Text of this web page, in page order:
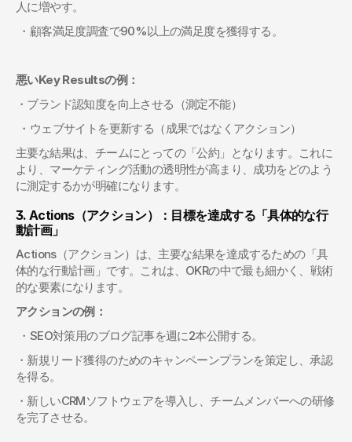
人に増やす。
・顧客満足度調査で90%以上の満足度を獲得する。
悪いKey Resultsの例：
・ブランド認知度を向上させる（測定不能）
・ウェブサイトを更新する（成果ではなくアクション）
主要な結果は、チームにとっての「公約」となります。これに
より、マーケティング活動の透明性が高まり、成功をどのよう
に測定するかが明確になります。
3. Actions（アクション）：目標を達成する「具体的な行
動計画」
Actions（アクション）は、主要な結果を達成するための「具
体的な行動計画」です。これは、OKRの中で最も細かく、戦術
的な要素になります。
アクションの例：
・SEO対策用のブログ記事を週に2本公開する。
・新規リード獲得のためのキャンペーンプランを策定し、承認
を得る。
・新しいCRMソフトウェアを導入し、チームメンバーへの研修
を完了させる。